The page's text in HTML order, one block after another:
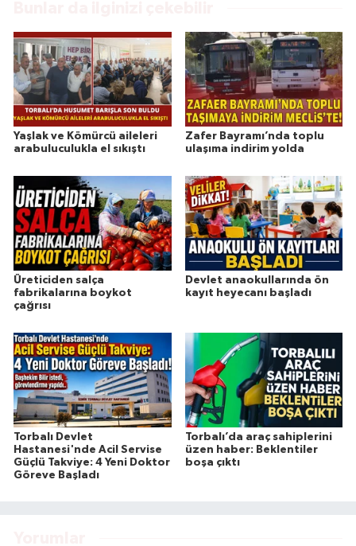
Yaşlak ve Kömürcü aileleri
arabuluculukla el sıkıştı
Zafer Bayramı’nda toplu
ulaşıma indirim yolda
Üreticiden salça
fabrikalarına boykot
çağrısı
Devlet anaokullarında ön
kayıt heyecanı başladı
Torbalı Devlet
Hastanesi'nde Acil Servise
Güçlü Takviye: 4 Yeni Doktor
Göreve Başladı
Torbalı’da araç sahiplerini
üzen haber: Beklentiler
boşa çıktı